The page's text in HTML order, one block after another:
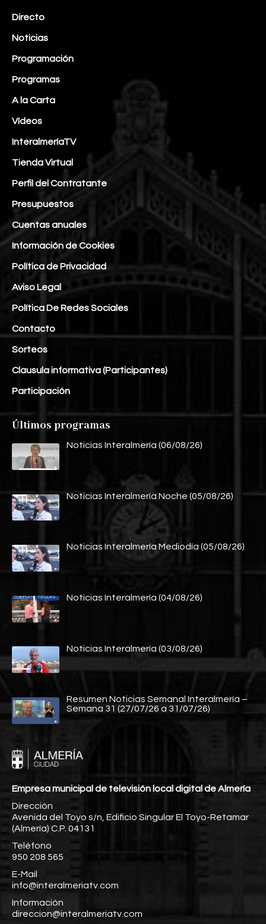
Directo
Noticias
Programación
Programas
A la Carta
Vídeos
InteralmeríaTV
Tienda Virtual
Perfil del Contratante
Presupuestos
Cuentas anuales
Información de Cookies
Política de Privacidad
Aviso Legal
Política De Redes Sociales
Contacto
Sorteos
Clausula informativa (Participantes)
Participación
Últimos programas
Noticias Interalmería (06/08/26)
Noticias Interalmería Noche (05/08/26)
Noticias Interalmería Mediodía (05/08/26)
Noticias Interalmería (04/08/26)
Noticias Interalmería (03/08/26)
Resumen Noticias Semanal Interalmería –
Semana 31 (27/07/26 a 31/07/26)
Empresa municipal de televisión local digital de Almería
Dirección
Avenida del Toyo s/n, Edificio Singular El Toyo-Retamar
(Almería) C.P. 04131
Teléfono
950 208 565
E-Mail
info@interalmeriatv.com
Información
direccion@interalmeriatv.com